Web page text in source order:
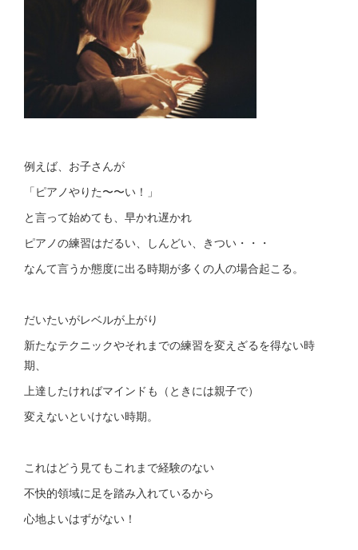
例えば、お子さんが
「ピアノやりた〜〜い！」
と言って始めても、早かれ遅かれ
ピアノの練習はだるい、しんどい、きつい・・・
なんて言うか態度に出る時期が多くの人の場合起こる。
だいたいがレベルが上がり
新たなテクニックやそれまでの練習を変えざるを得ない時
期、
上達したければマインドも（ときには親子で）
変えないといけない時期。
これはどう見てもこれまで経験のない
不快的領域に足を踏み入れているから
心地よいはずがない！